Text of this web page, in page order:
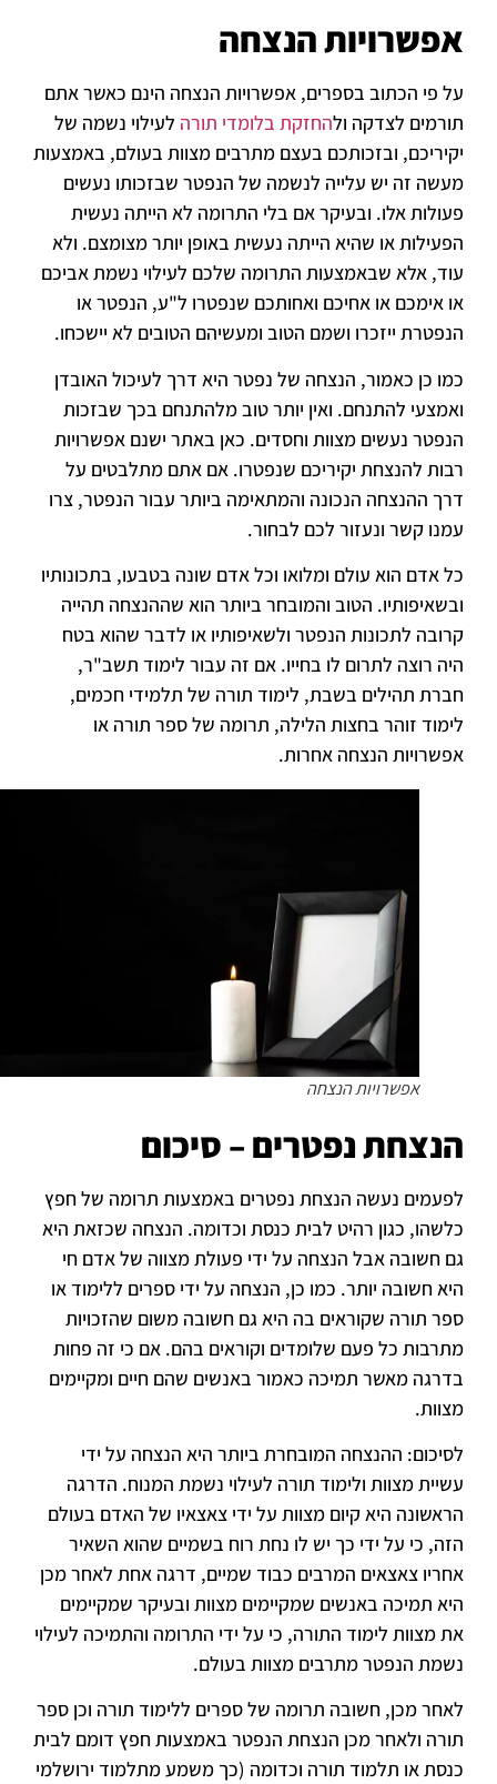
אפשרויות הנצחה
על פי הכתוב בספרים, אפשרויות הנצחה הינם כאשר אתם
תורמים לצדקה ולהחזקת בלומדי תורהלעילוי נשמה של
יקיריכם, ובזכותכם בעצם מתרבים מצוות בעולם, באמצעות
מעשה זה יש עלייה לנשמה של הנפטר שבזכותו נעשים
פעולות אלו. ובעיקר אם בלי התרומה לא הייתה נעשית
הפעילות או שהיא הייתה נעשית באופן יותר מצומצם. ולא
עוד, אלא שבאמצעות התרומה שלכם לעילוי נשמת אביכם
או אימכם או אחיכם ואחותכם שנפטרו ל"ע, הנפטר או
הנפטרת ייזכרו ושמם הטוב ומעשיהם הטובים לא יישכחו.
כמו כן כאמור, הנצחה של נפטר היא דרך לעיכול האובדן
ואמצעי להתנחם. ואין יותר טוב מלהתנחם בכך שבזכות
הנפטר נעשים מצוות וחסדים. כאן באתר ישנם אפשרויות
רבות להנצחת יקיריכם שנפטרו. אם אתם מתלבטים על
דרך ההנצחה הנכונה והמתאימה ביותר עבור הנפטר, צרו
עמנו קשר ונעזור לכם לבחור.
כל אדם הוא עולם ומלואו וכל אדם שונה בטבעו, בתכונותיו
ובשאיפותיו. הטוב והמובחר ביותר הוא שההנצחה תהייה
קרובה לתכונות הנפטר ולשאיפותיו או לדבר שהוא בטח
היה רוצה לתרום לו בחייו. אם זה עבור לימוד תשב"ר,
חברת תהילים בשבת, לימוד תורה של תלמידי חכמים,
לימוד זוהר בחצות הלילה, תרומה של ספר תורה או
אפשרויות הנצחה אחרות.
אפשרויות הנצחה
הנצחת נפטרים – סיכום
לפעמים נעשה הנצחת נפטרים באמצעות תרומה של חפץ
כלשהו, כגון רהיט לבית כנסת וכדומה. הנצחה שכזאת היא
גם חשובה אבל הנצחה על ידי פעולת מצווה של אדם חי
היא חשובה יותר. כמו כן, הנצחה על ידי ספרים ללימוד או
ספר תורה שקוראים בה היא גם חשובה משום שהזכויות
מתרבות כל פעם שלומדים וקוראים בהם. אם כי זה פחות
בדרגה מאשר תמיכה כאמור באנשים שהם חיים ומקיימים
מצוות.
לסיכום: ההנצחה המובחרת ביותר היא הנצחה על ידי
עשיית מצוות ולימוד תורה לעילוי נשמת המנוח. הדרגה
הראשונה היא קיום מצוות על ידי צאצאיו של האדם בעולם
הזה, כי על ידי כך יש לו נחת רוח בשמיים שהוא השאיר
אחריו צאצאים המרבים כבוד שמיים, דרגה אחת לאחר מכן
היא תמיכה באנשים שמקיימים מצוות ובעיקר שמקיימים
את מצוות לימוד התורה, כי על ידי התרומה והתמיכה לעילוי
נשמת הנפטר מתרבים מצוות בעולם.
לאחר מכן, חשובה תרומה של ספרים ללימוד תורה וכן ספר
תורה ולאחר מכן הנצחת הנפטר באמצעות חפץ דומם לבית
כנסת או תלמוד תורה וכדומה (כך משמע מתלמוד ירושלמי